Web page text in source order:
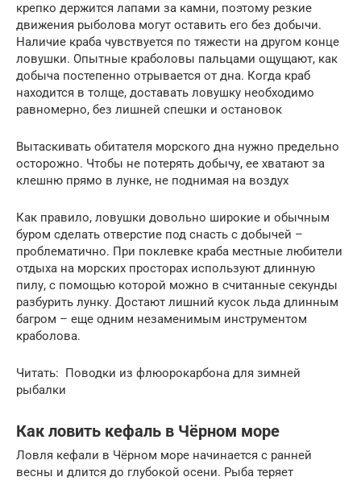
крепко держится лапами за камни, поэтому резкие
движения рыболова могут оставить его без добычи.
Наличие краба чувствуется по тяжести на другом конце
ловушки. Опытные краболовы пальцами ощущают, как
добыча постепенно отрывается от дна. Когда краб
находится в толще, доставать ловушку необходимо
равномерно, без лишней спешки и остановок
Вытаскивать обитателя морского дна нужно предельно
осторожно. Чтобы не потерять добычу, ее хватают за
клешню прямо в лунке, не поднимая на воздух
Как правило, ловушки довольно широкие и обычным
буром сделать отверстие под снасть с добычей –
проблематично. При поклевке краба местные любители
отдыха на морских просторах используют длинную
пилу, с помощью которой можно в считанные секунды
разбурить лунку. Достают лишний кусок льда длинным
багром – еще одним незаменимым инструментом
краболова.
Читать: Поводки из флюорокарбона для зимней
рыбалки
Как ловить кефаль в Чёрном море
Ловля кефали в Чёрном море начинается с ранней
весны и длится до глубокой осени. Рыба теряет